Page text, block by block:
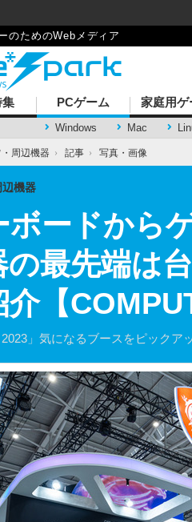
のためのWebメディア
集 PCゲーム
Windows Mac
家庭用ゲ
・周辺機器 › 記事 › 写真・画像
ボードから
の最先端は
介【
2023」気になるブースをピックア
機器